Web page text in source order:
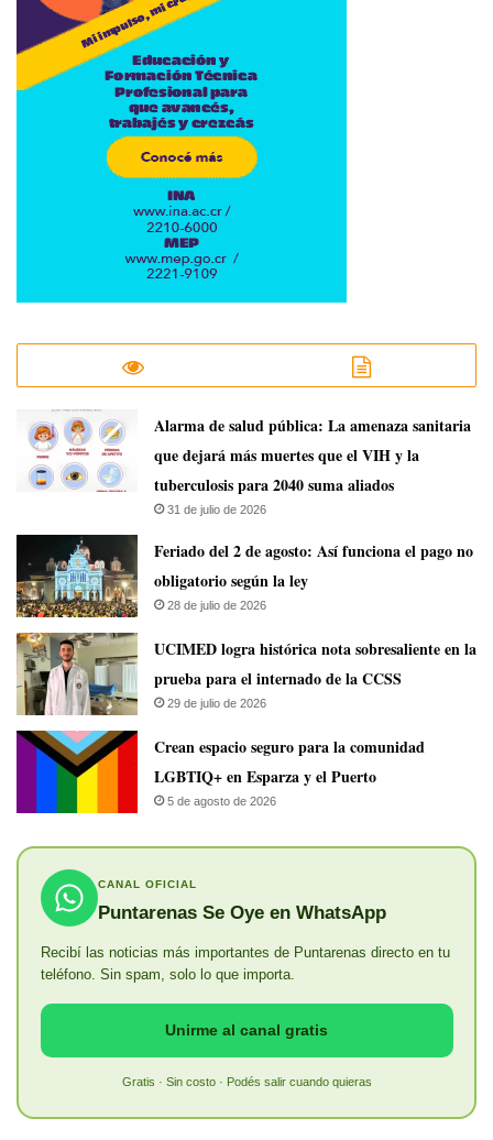
​Alarma de salud pública: La amenaza sanitaria
que dejará más muertes que el VIH y la
tuberculosis para 2040 suma aliados
31 de julio de 2026
Feriado del 2 de agosto: Así funciona el pago no
obligatorio según la ley
28 de julio de 2026
UCIMED logra histórica nota sobresaliente en la
prueba para el internado de la CCSS
29 de julio de 2026
Crean espacio seguro para la comunidad
LGBTIQ+ en Esparza y el Puerto
5 de agosto de 2026
CANAL OFICIAL
Puntarenas Se Oye en WhatsApp
Recibí las noticias más importantes de Puntarenas directo en tu
teléfono. Sin spam, solo lo que importa.
Unirme al canal gratis
Gratis · Sin costo · Podés salir cuando quieras